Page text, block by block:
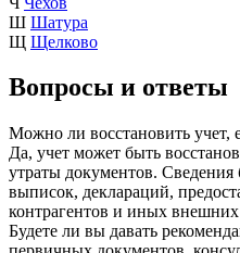
Ш Шатура
Щ Щелково
Вопросы и ответы
Можно ли восстановить учет,
Да, учет может быть
утраты документов. Сведения
выписок, деклараций,
контрагентов и иных
Будете ли вы давать